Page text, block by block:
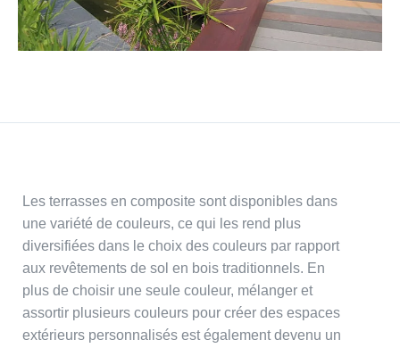
Les terrasses en composite sont disponibles dans
une variété de couleurs, ce qui les rend plus
diversifiées dans le choix des couleurs par rapport
aux revêtements de sol en bois traditionnels. En
plus de choisir une seule couleur, mélanger et
assortir plusieurs couleurs pour créer des espaces
extérieurs personnalisés est également devenu un